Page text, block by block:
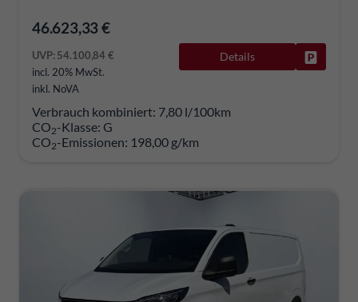
46.623,33 €
UVP:54.100,84 €
incl. 20% MwSt.
inkl. NoVA
Details
Verbrauch kombiniert: 7,80 l/100km
CO2-Klasse: G
CO2-Emissionen: 198,00 g/km